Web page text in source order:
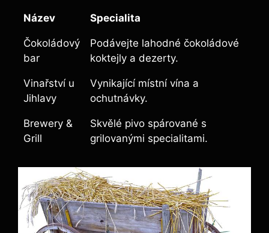
Název Specialita
Čokoládový
bar
Podávejte lahodné čokoládové
koktejly a dezerty.
Vinařství u
Jihlavy
Vynikající místní vína a
ochutnávky.
Brewery &
Grill
Skvělé pivo spárované s
grilovanými specialitami.